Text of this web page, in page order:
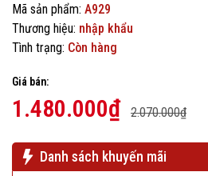
Mã sản phẩm: A929
Thương hiệu: nhập khẩu
Tình trạng: Còn hàng
Giá bán:
1.480.000₫ 2.070.000₫
Danh sách khuyến mãi